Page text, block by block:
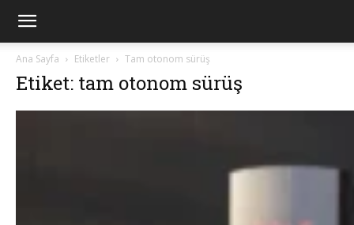
Ana Sayfa Etiketler Tam otonom sürüş
Etiket: tam otonom sürüş